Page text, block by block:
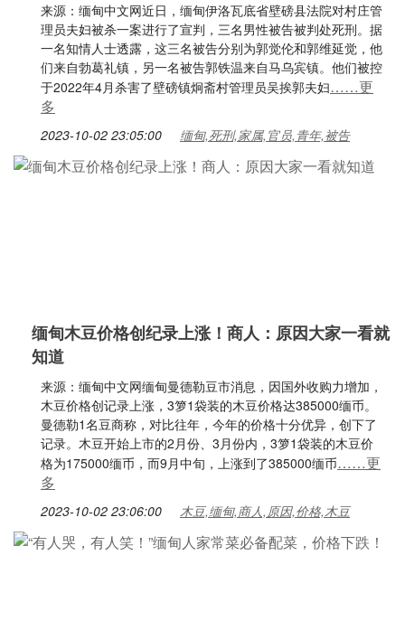
来源：缅甸中文网近日，缅甸伊洛瓦底省壁磅县法院对村庄管
理员夫妇被杀一案进行了宣判，三名男性被告被判处死刑。据
一名知情人士透露，这三名被告分别为郭觉伦和郭维延觉，他
们来自勃葛礼镇，另一名被告郭铁温来自马乌宾镇。他们被控
于2022年4月杀害了壁磅镇炯斋村管理员吴挨郭夫妇……更
多
2023-10-02 23:05:00 缅甸,死刑,家属,官员,青年,被告
缅甸木豆价格创纪录上涨！商人：原因大家一看就
知道
来源：缅甸中文网缅甸曼德勒豆市消息，因国外收购力增加，
木豆价格创记录上涨，3箩1袋装的木豆价格达385000缅币。
曼德勒1名豆商称，对比往年，今年的价格十分优异，创下了
记录。木豆开始上市的2月份、3月份内，3箩1袋装的木豆价
格为175000缅币，而9月中旬，上涨到了385000缅币……更
多
2023-10-02 23:06:00 木豆,缅甸,商人,原因,价格,木豆